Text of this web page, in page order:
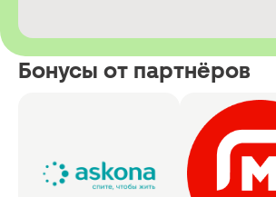
Бонусы от партнёров